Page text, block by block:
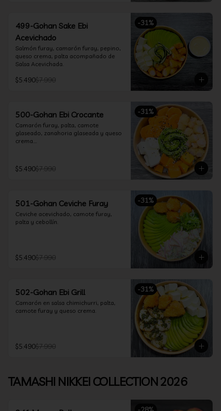
-31%
499-Gohan Sake Ebi
Acevichado
Salmón furay, camarón furay, pepino,
queso crema, palta acompañado de
Salsa Acevichada.
$5.490$7.990
-31%
500-Gohan Ebi Crocante
Camarón furay, palta, camote
glaseado, zanahoria glaseada y queso
crema.
$5.490$7.990
-31%
501-Gohan Ceviche Furay
Ceviche acevichado, camote furay,
palta y cebollín.
$5.490$7.990
-31%
502-Gohan Ebi Grill
Camarón en salsa chimichurri, palta,
camote furay y queso crema.
$5.490$7.990
TAMASHI NIKKEI COLLECTION 2026